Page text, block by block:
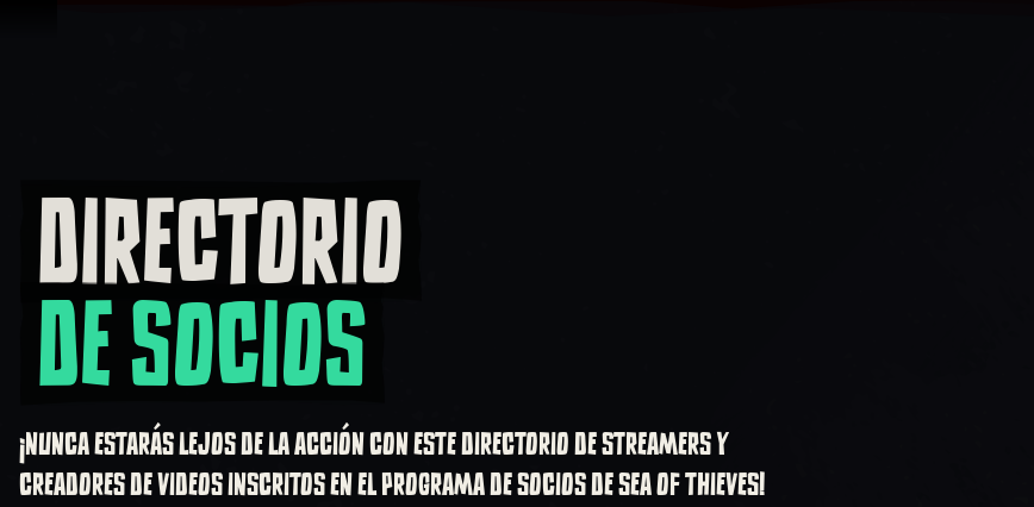
Directorio de socios
DIRECTORIO
DE SOCIOS
¡NUNCA ESTARÁS LEJOS DE LA ACCIÓN CON ESTE DIRECTORIO DE STREAMERS Y
CREADORES DE VIDEOS INSCRITOS EN EL PROGRAMA DE SOCIOS DE SEA OF THIEVES!